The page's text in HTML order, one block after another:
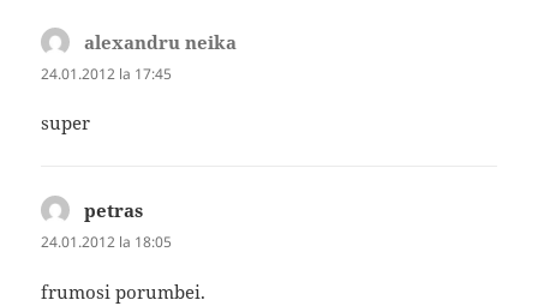
alexandru neika
24.01.2012 la 17:45
super
petras
24.01.2012 la 18:05
frumosi porumbei.